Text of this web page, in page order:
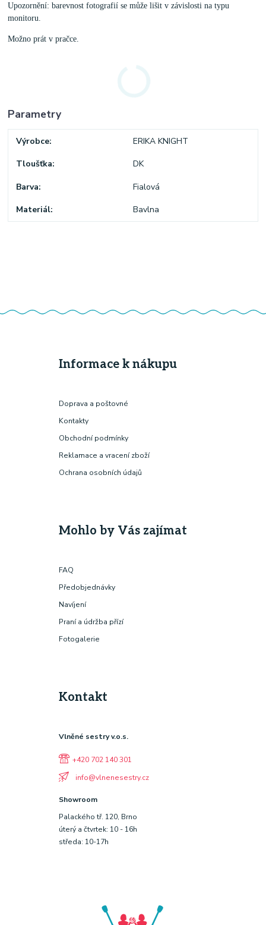
Upozornění: barevnost fotografií se může lišit v závislosti na typu
monitoru.
Možno prát v pračce.
Parametry
Výrobce ERIKA KNIGHT
Tloušťka DK
Barva Fialová
Materiál Bavlna
Informace k nákupu
Doprava a poštovné
Kontakty
Obchodní podmínky
Reklamace a vracení zboží
Ochrana osobních údajů
Mohlo by Vás zajímat
FAQ
Předobjednávky
Navíjení
Praní a údržba přízí
Fotogalerie
Kontakt
Vlněné sestry v.o.s.
+420 702 140 301
info@vlnenesestry.cz
Showroom
Palackého tř. 120, Brno
úterý a čtvrtek: 10 - 16h
středa: 10-17h